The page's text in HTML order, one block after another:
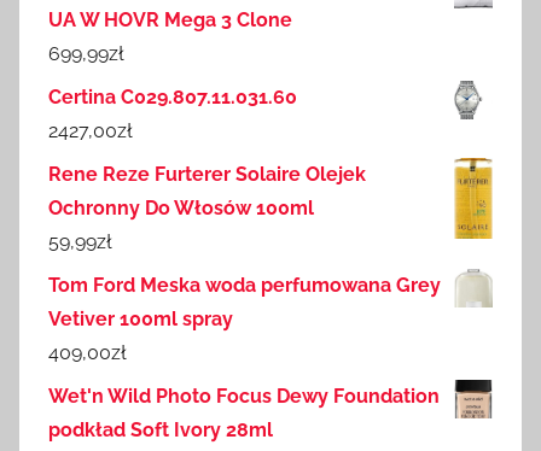
UA W HOVR Mega 3 Clone
699,99zł
Certina C029.807.11.031.60
2427,00zł
Rene Reze Furterer Solaire Olejek
Ochronny Do Włosów 100ml
59,99zł
Tom Ford Meska woda perfumowana Grey
Vetiver 100ml spray
409,00zł
Wet'n Wild Photo Focus Dewy Foundation
podkład Soft Ivory 28ml